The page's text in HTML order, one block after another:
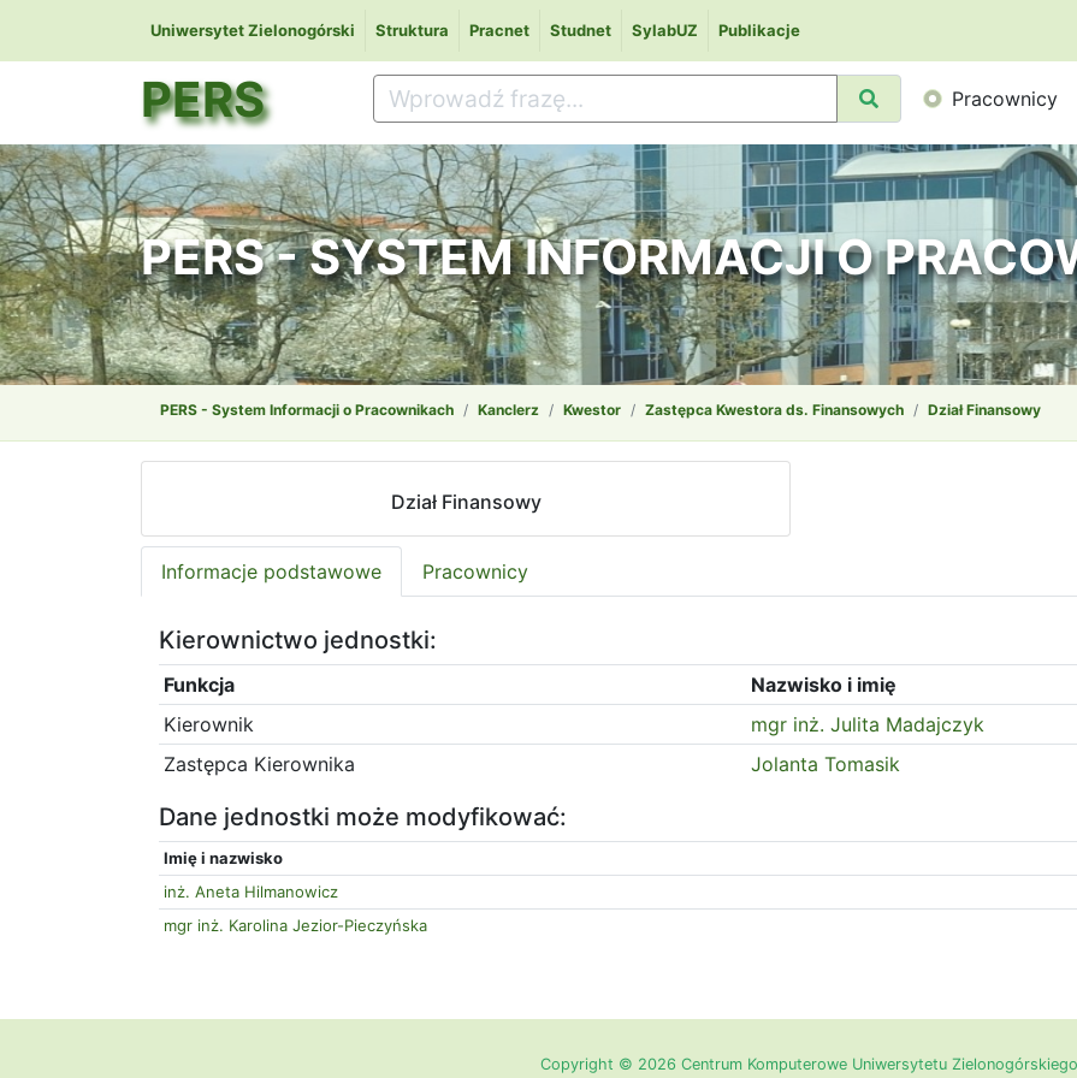
Uniwersytet Zielonogórski Struktura Pracnet Studnet SylabUZ Publikacje
PERS Pracownicy
PERS - SYSTEM INFORMACJI O
PERS - System Informacji o Pracownikach Kanclerz Kwestor Zastępca Kwestora ds. Finansowych Dział Finansowy
Dział Finansowy
Informacje podstawowe Pracownicy
Kierownictwo jednostki:
Funkcja
Nazwisko i imię
Kierownik
mgr inż. Julita Madajczyk
Zastępca Kierownika
Jolanta Tomasik
Dane jednostki może modyfikować:
Imię i nazwisko
inż. Aneta Hilmanowicz
mgr inż. Karolina Jezior-Pieczyńska
Copyright © 2026 Centrum Komputerowe Uniwersytetu Zielonogórskiego